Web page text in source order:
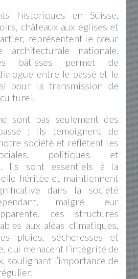
historiques en Suisse,
châteaux aux églises et
représentent le cœur
nationale.
bâtisses permet de
entre le passé et le
pour la transmission de
sont pas seulement des
; ils témoignent de
société et reflètent les
politiques et
Ils sont essentiels à la
héritée et maintiennent
dans la société
malgré leur
ces structures
aux aléas climatiques,
pluies, sécheresses et
qui menacent l’intégrité de
soulignant l’importance de